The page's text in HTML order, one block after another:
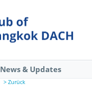
News & Updates
> Zurück